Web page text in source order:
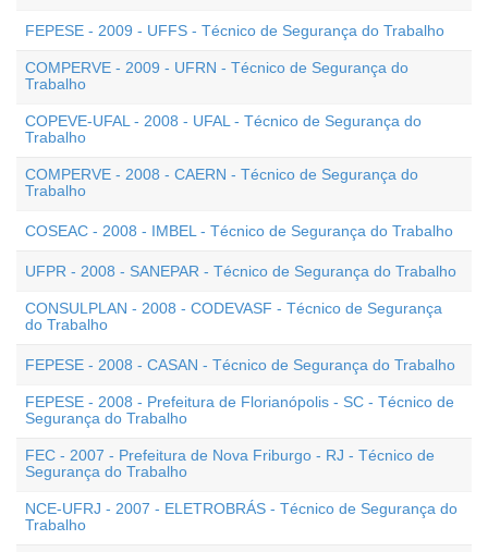
FEPESE - 2009 - UFFS - Técnico de Segurança do Trabalho
COMPERVE - 2009 - UFRN - Técnico de Segurança do
Trabalho
COPEVE-UFAL - 2008 - UFAL - Técnico de Segurança do
Trabalho
COMPERVE - 2008 - CAERN - Técnico de Segurança do
Trabalho
COSEAC - 2008 - IMBEL - Técnico de Segurança do Trabalho
UFPR - 2008 - SANEPAR - Técnico de Segurança do Trabalho
CONSULPLAN - 2008 - CODEVASF - Técnico de Segurança
do Trabalho
FEPESE - 2008 - CASAN - Técnico de Segurança do Trabalho
FEPESE - 2008 - Prefeitura de Florianópolis - SC - Técnico de
Segurança do Trabalho
FEC - 2007 - Prefeitura de Nova Friburgo - RJ - Técnico de
Segurança do Trabalho
NCE-UFRJ - 2007 - ELETROBRÁS - Técnico de Segurança do
Trabalho